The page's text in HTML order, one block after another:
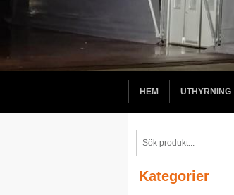
HEM UTHYRNING
Kategorier